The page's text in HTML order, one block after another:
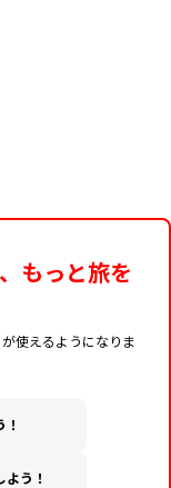
もっと旅を
使えるようになりま
う！